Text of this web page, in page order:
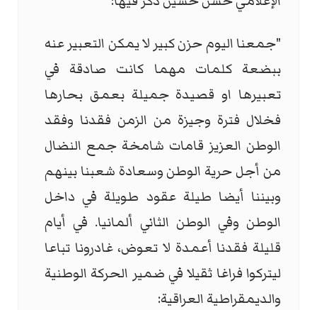
"جمعنا اليوم حزن كبير لا يمكن التعبير عنه
ببضعة كلمات مهما كانت صادقة في
تعبيرها او قصيدة جميلة بعمق بحارها
فخلال فترة وجيزة من الزمن فقدنا وفقد
الوطن العزيز قامات شامخة جمع النضال
من أجل حرية الوطن وسعادة شعبنا بينهم
وبيننا أيضا طيلة عقود طويلة في داخل
الوطن وفي الوطن الثاني ألمانيا. في أيام
قليلة فقدنا أعمدة لا تعوض، غادرونا تباعا
ليتركوا فراغا ثقيلا في ضمير الحركة الوطنية
والديمقراطية العراقية: